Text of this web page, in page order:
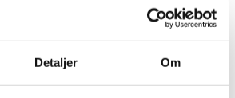
Detaljer Om
og tag din nabo eller bedste ven under